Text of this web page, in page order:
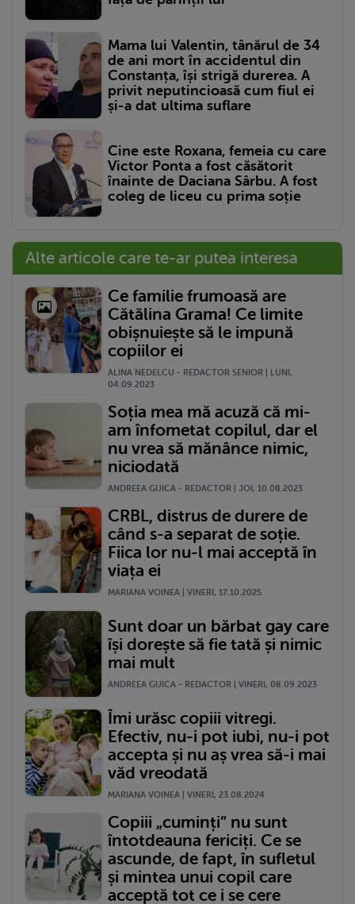
Mama lui Valentin, tânărul de 34
de ani mort în accidentul din
Constanța, își strigă durerea. A
privit neputincioasă cum fiul ei
și-a dat ultima suflare
Cine este Roxana, femeia cu care
Victor Ponta a fost căsătorit
înainte de Daciana Sârbu. A fost
coleg de liceu cu prima soție
Alte articole care te-ar putea interesa
Ce familie frumoasă are
Cătălina Grama! Ce limite
obișnuiește să le impună
copiilor ei
ALINA NEDELCU - REDACTOR SENIOR | LUNI,
04.09.2023
Soția mea mă acuză că mi-
am înfometat copilul, dar el
nu vrea să mănânce nimic,
niciodată
ANDREEA GUICA - REDACTOR | JOI, 10.08.2023
CRBL, distrus de durere de
când s-a separat de soție.
Fiica lor nu-l mai acceptă în
viața ei
MARIANA VOINEA | VINERI, 17.10.2025
Sunt doar un bărbat gay care
își dorește să fie tată și nimic
mai mult
ANDREEA GUICA - REDACTOR | VINERI, 08.09.2023
Îmi urăsc copiii vitregi.
Efectiv, nu-i pot iubi, nu-i pot
accepta și nu aș vrea să-i mai
văd vreodată
MARIANA VOINEA | VINERI, 23.08.2024
Copiii „cuminți” nu sunt
întotdeauna fericiți. Ce se
ascunde, de fapt, în sufletul
și mintea unui copil care
acceptă tot ce i se cere